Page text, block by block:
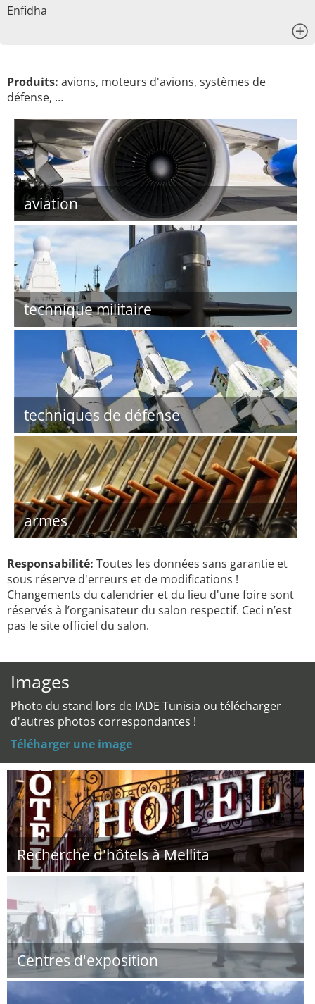
Enfidha
Produits: avions, moteurs d'avions, systèmes de
défense, …
aviation
technique militaire
techniques de défense
armes
Responsabilité: Toutes les données sans garantie et
sous réserve d'erreurs et de modifications !
Changements du calendrier et du lieu d'une foire sont
réservés à l’organisateur du salon respectif. Ceci n’est
pas le site officiel du salon.
Images
Photo du stand lors de IADE Tunisia ou télécharger
d'autres photos correspondantes !
Téléharger une image
Recherche d'hôtels à Mellita
Centres d'exposition